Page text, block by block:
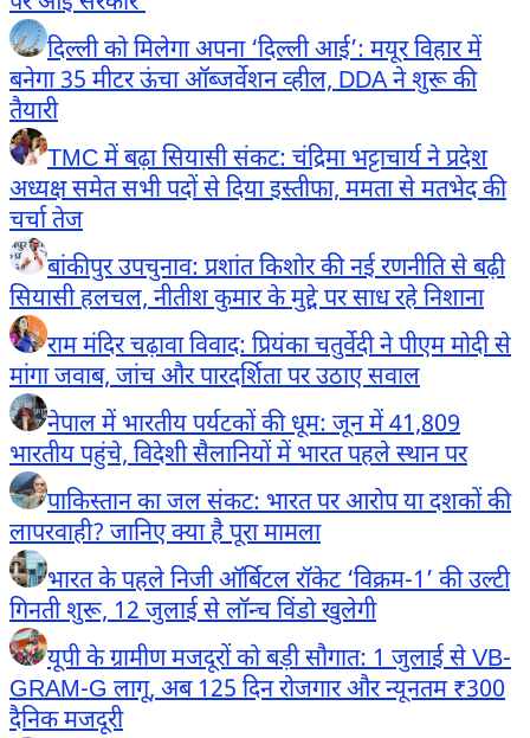
दिल्ली को मिलेगा अपना ‘दिल्ली आई’: मयूर विहार में
बनेगा 35 मीटर ऊंचा ऑब्जर्वेशन व्हील, DDA ने शुरू की
तैयारी
TMC में बढ़ा सियासी संकट: चंद्रिमा भट्टाचार्य ने प्रदेश
अध्यक्ष समेत सभी पदों से दिया इस्तीफा, ममता से मतभेद की
चर्चा तेज
बांकीपुर उपचुनाव: प्रशांत किशोर की नई रणनीति से बढ़ी
सियासी हलचल, नीतीश कुमार के मुद्दे पर साध रहे निशाना
राम मंदिर चढ़ावा विवाद: प्रियंका चतुर्वेदी ने पीएम मोदी से
मांगा जवाब, जांच और पारदर्शिता पर उठाए सवाल
नेपाल में भारतीय पर्यटकों की धूम: जून में 41,809
भारतीय पहुंचे, विदेशी सैलानियों में भारत पहले स्थान पर
पाकिस्तान का जल संकट: भारत पर आरोप या दशकों की
लापरवाही? जानिए क्या है पूरा मामला
भारत के पहले निजी ऑर्बिटल रॉकेट ‘विक्रम-1’ की उल्टी
गिनती शुरू, 12 जुलाई से लॉन्च विंडो खुलेगी
यूपी के ग्रामीण मजदूरों को बड़ी सौगात: 1 जुलाई से VB-
GRAM-G लागू, अब 125 दिन रोजगार और न्यूनतम ₹300
दैनिक मजदूरी